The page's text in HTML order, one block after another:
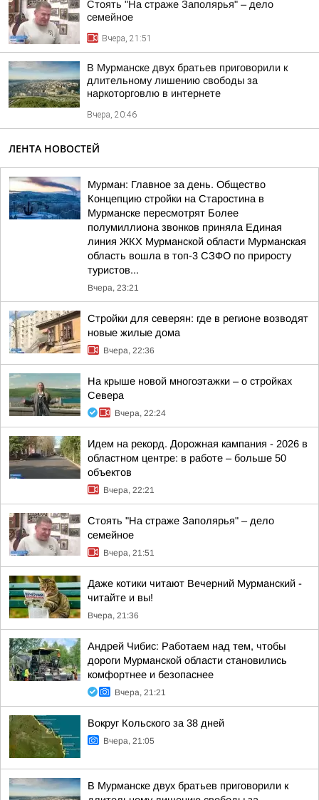
Стоять "На страже Заполярья" – дело
семейное
Вчера, 21:51
В Мурманске двух братьев приговорили к
длительному лишению свободы за
наркоторговлю в интернете
Вчера, 20:46
ЛЕНТА НОВОСТЕЙ
Мурман: Главное за день. Общество
Концепцию стройки на Старостина в
Мурманске пересмотрят Более
полумиллиона звонков приняла Единая
линия ЖКХ Мурманской области Мурманская
область вошла в топ-3 СЗФО по приросту
туристов...
Вчера, 23:21
Стройки для северян: где в регионе возводят
новые жилые дома
Вчера, 22:36
На крыше новой многоэтажки – о стройках
Севера
Вчера, 22:24
Идем на рекорд. Дорожная кампания - 2026 в
областном центре: в работе – больше 50
объектов
Вчера, 22:21
Стоять "На страже Заполярья" – дело
семейное
Вчера, 21:51
Даже котики читают Вечерний Мурманский -
читайте и вы!
Вчера, 21:36
Андрей Чибис: Работаем над тем, чтобы
дороги Мурманской области становились
комфортнее и безопаснее
Вчера, 21:21
Вокруг Кольского за 38 дней
Вчера, 21:05
В Мурманске двух братьев приговорили к